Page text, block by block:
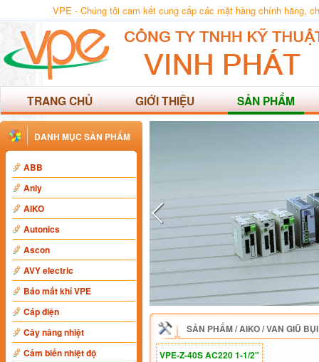
VPE - Chúng tôi cam kết cung cấp các mặt hàng chính hãng,
TRANG CHỦ GIỚI THIỆU SẢN PHẨM
DANH MỤC SẢN PHẨM
ABB
Anly
AIKO
Autonics
Ascon
AVY electric
Báo mất khí VPE
Cáp điện
Cây nâng nhiệt
Cảm biến nhiệt độ
SẢN PHẨM/AIKO/VAN GIŨ
VPE-Z-40S AC220 1-1/2"